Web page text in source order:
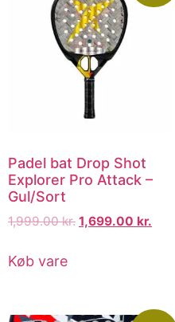
Padel bat Drop Shot
Explorer Pro Attack –
Gul/Sort
1,999.00kr. 1,699.00 kr.
Køb vare